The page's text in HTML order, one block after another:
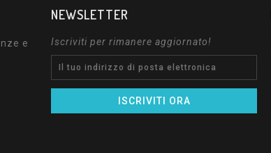
e
NEWSLETTER
Iscriviti per rimanere aggiornato!